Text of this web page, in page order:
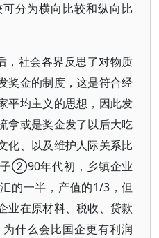
分为横向比较和纵向比
，社会各界反思了对物质
奖金的制度，这是符合经
平均主义的思想，因此发
拿或是奖金发了以后大吃
化、以及维护人际关系比
②90年代初，乡镇企业
的一半，产值的1/3，但
业在原材料、税收、贷款
什么会比国企更有利润